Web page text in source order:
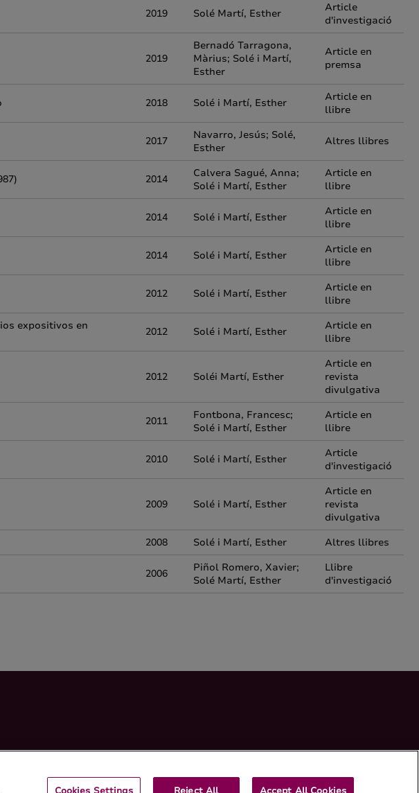
2019 Solé Martí, Esther
Article
d'investigació
2019
Bernadó Tarragona,
Màrius; Solé i Martí,
Esther
Article en
premsa
2018 Solé i Martí, Esther
Article en
llibre
2017
Navarro, Jesús; Solé,
Esther
Altres llibres
2014
Calvera Sagué, Anna;
Solé i Martí, Esther
Article en
llibre
2014 Solé i Martí, Esther
Article en
llibre
2014 Solé i Martí, Esther
Article en
llibre
2012 Solé i Martí, Esther
Article en
llibre
expositivos en
2012 Solé i Martí, Esther
Article en
llibre
2012 Soléi Martí, Esther
Article en
revista
divulgativa
2011
Fontbona, Francesc;
Solé i Martí, Esther
Article en
llibre
2010 Solé i Martí, Esther
Article
d'investigació
2009 Solé i Martí, Esther
Article en
revista
divulgativa
2008 Solé i Martí, Esther Altres llibres
2006
Piñol Romero, Xavier;
Solé Martí, Esther
Llibre
d'investigació